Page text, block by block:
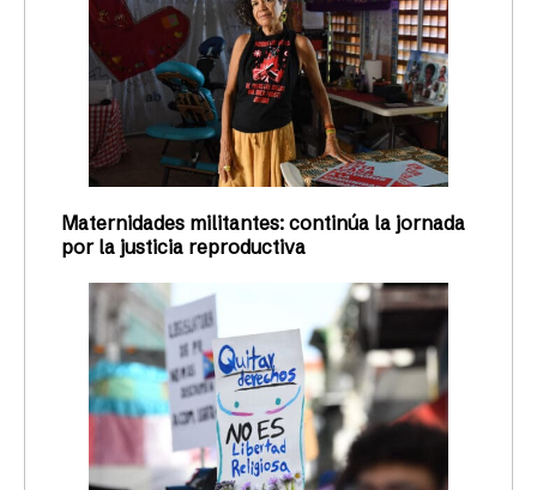
Maternidades militantes: continúa la jornada
por la justicia reproductiva